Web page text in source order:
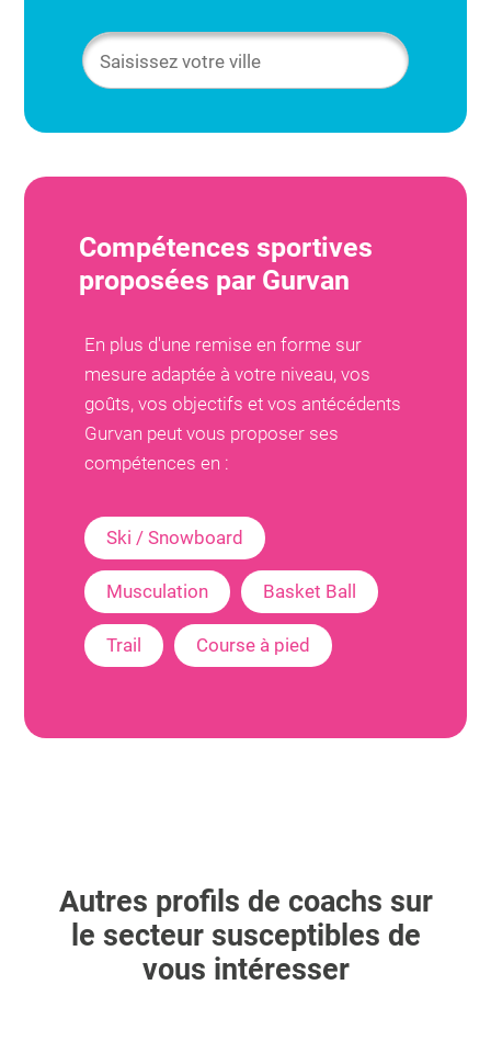
Compétences sportives
proposées par Gurvan
En plus d'une remise en forme sur
mesure adaptée à votre niveau, vos
goûts, vos objectifs et vos antécédents
Gurvan peut vous proposer ses
compétences en :
Ski / Snowboard
Musculation Basket Ball
Trail Course à pied
Autres profils de coachs sur
le secteur susceptibles de
vous intéresser